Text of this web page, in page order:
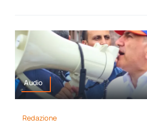
Audio
Redazione